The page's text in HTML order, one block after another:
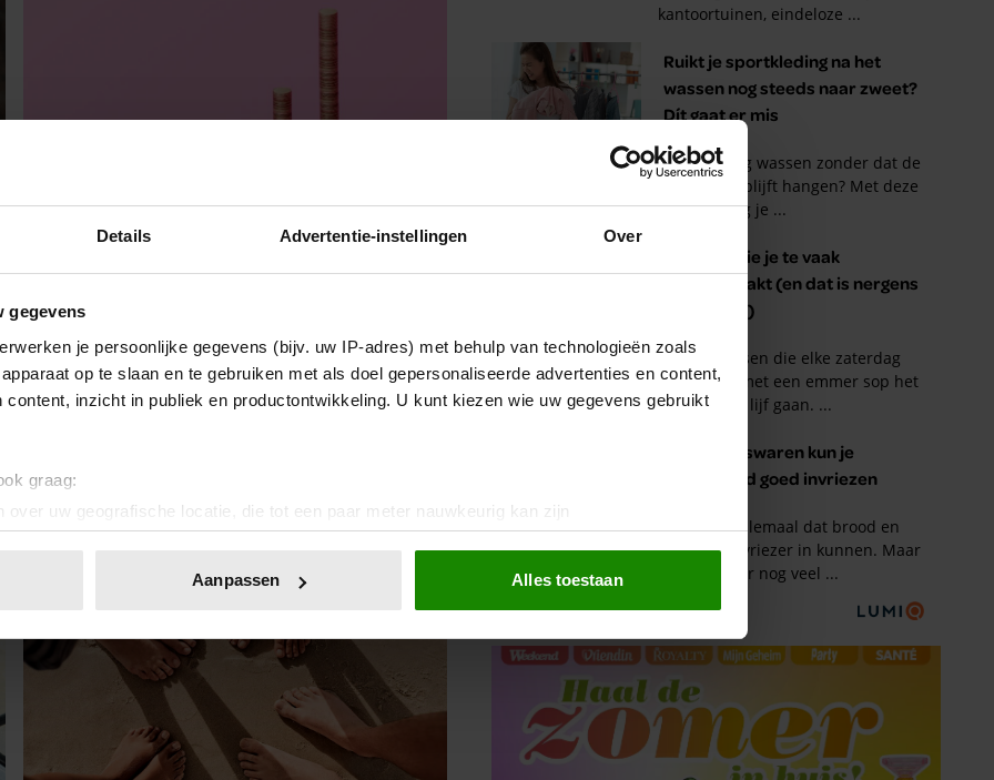
Details Advertentie-instellingen Over
gegevens
je persoonlijke gegevens (bijv. uw IP-adres) met behulp van technologieën zoals
op te slaan en te gebruiken met als doel gepersonaliseerde advertenties en content,
content, inzicht in publiek en productontwikkeling. U kunt kiezen wie uw gegevens gebruikt
graag:
over uw geografische locatie, die tot een paar meter nauwkeurig kan zijn
door het actief te scannen op specifieke eigenschappen (fingerprinting)
of intrekken in de Cookieverklaring.
en advertenties te personaliseren, om functies voor social media te bieden en om ons
Ook delen we informatie over uw gebruik van onze site met onze partners voor social
Deze partners kunnen deze gegevens combineren met andere informatie die u aan ze heeft
op basis van uw gebruik van hun services. U gaat akkoord met onze cookies als u
Aanpassen Alles toestaan
BEAUTY & LIFESTYLE
er zo bovenop zit, hebben we geen
Let’s talk about… money! Waar geef jij je geld aan
uit? Heb je weleens geldzorgen? Wat zou je doen
met een miljoen? Elke week een lezeres eerlijk over